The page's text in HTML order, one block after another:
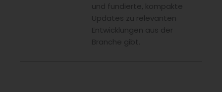
und fundierte, kompakte
Updates zu relevanten
Entwicklungen aus der
Branche gibt.